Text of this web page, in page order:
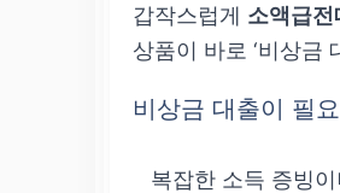
갑작스럽게 소액급전
상품이 바로 ‘비상금
비상금 대출이 필
복잡한 소득 증빙